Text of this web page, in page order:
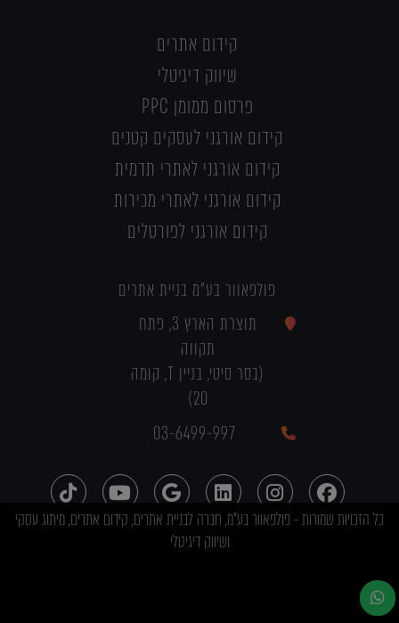
קידום אתרים
שיווק דיגיטלי
פרסום ממומן PPC
קידום אורגני לעסקים קטנים
קידום אורגני לאתרי תדמית
קידום אורגני לאתרי מכירות
קידום אורגני לפורטלים
פולפאוור בע"מ בניית אתרים
תוצרת הארץ 3, פתח
תקווה
(בסר סיטי, בניין T, קומה
20)
03-6499-997
כל הזכויות שמורות - פולפאוור בע"מ, חברה לבניית אתרים, קידום אתרים, מיתוג עסקי
ושיווק דיגיטלי